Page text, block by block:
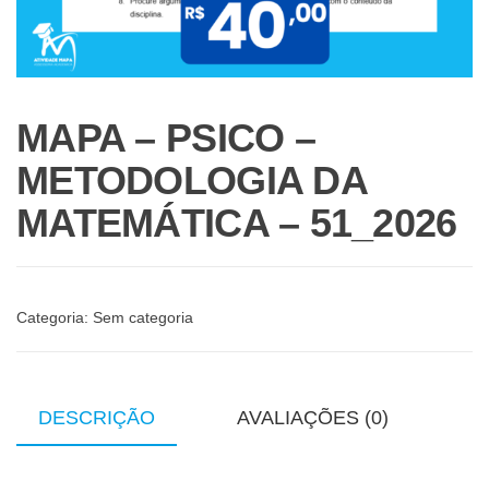
MAPA – PSICO –
METODOLOGIA DA
MATEMÁTICA – 51_2026
Categoria: Sem categoria
DESCRIÇÃO AVALIAÇÕES (0)